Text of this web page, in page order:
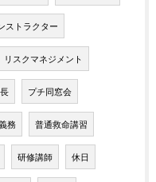
ストラクター
リスクマネジメント
プチ同窓会
務 普通救命講習
研修講師 休日